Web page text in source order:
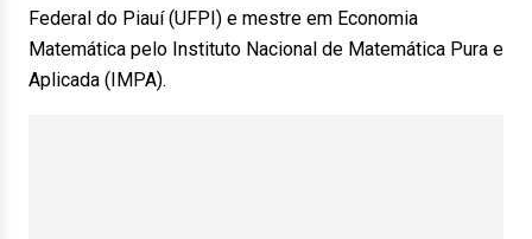
Federal do Piauí (UFPI) e mestre em Economia
Matemática pelo Instituto Nacional de Matemática Pura e
Aplicada (IMPA).